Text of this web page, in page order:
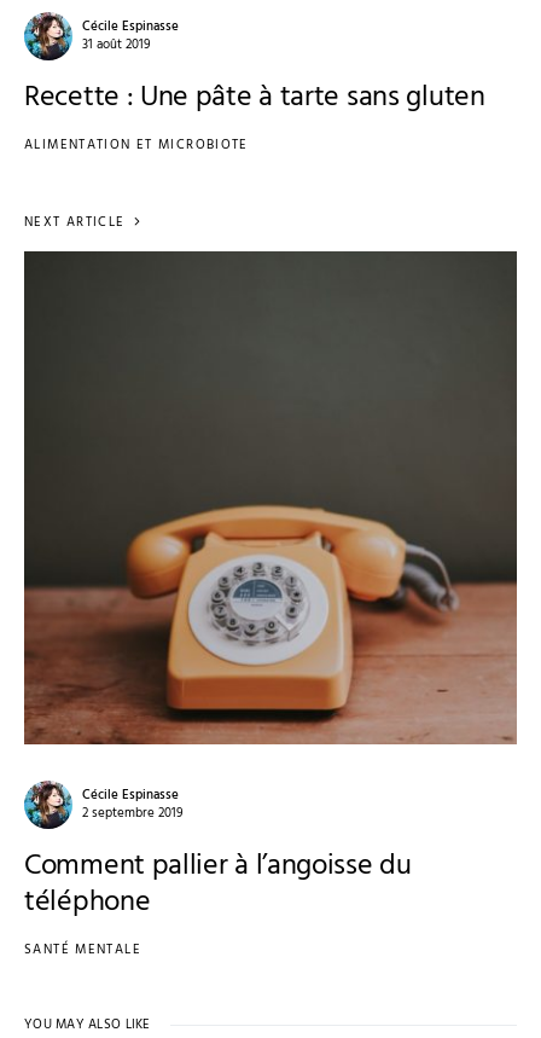
Cécile Espinasse
31 août 2019
Recette : Une pâte à tarte sans gluten
ALIMENTATION ET MICROBIOTE
NEXT ARTICLE
Cécile Espinasse
2 septembre 2019
Comment pallier à l’angoisse du
téléphone
SANTÉ MENTALE
YOU MAY ALSO LIKE